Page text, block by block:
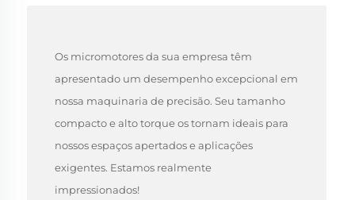
Os micromotores da sua empresa têm
apresentado um desempenho excepcional em
nossa maquinaria de precisão. Seu tamanho
compacto e alto torque os tornam ideais para
nossos espaços apertados e aplicações
exigentes. Estamos realmente
impressionados!